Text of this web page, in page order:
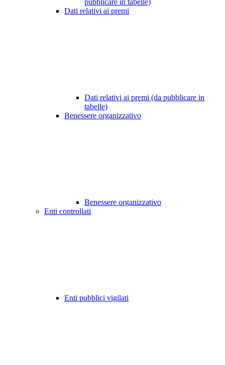
pubblicare in tabelle)
Dati relativi ai premi
Dati relativi ai premi (da pubblicare in
tabelle)
Benessere organizzativo
Benessere organizzativo
Enti controllati
Enti pubblici vigilati